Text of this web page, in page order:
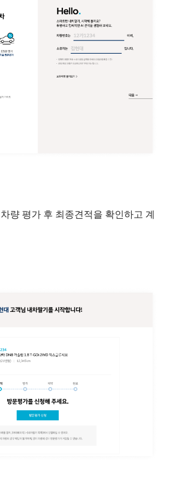
량 평가 후 최종견적을 확인하고 계